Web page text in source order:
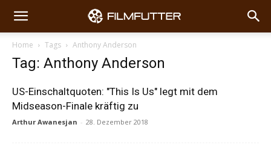
Home Tags Anthony Anderson
Tag: Anthony Anderson
US-Einschaltquoten: "This Is Us" legt mit dem
Midseason-Finale kräftig zu
Arthur Awanesjan - 28. Dezember 2018